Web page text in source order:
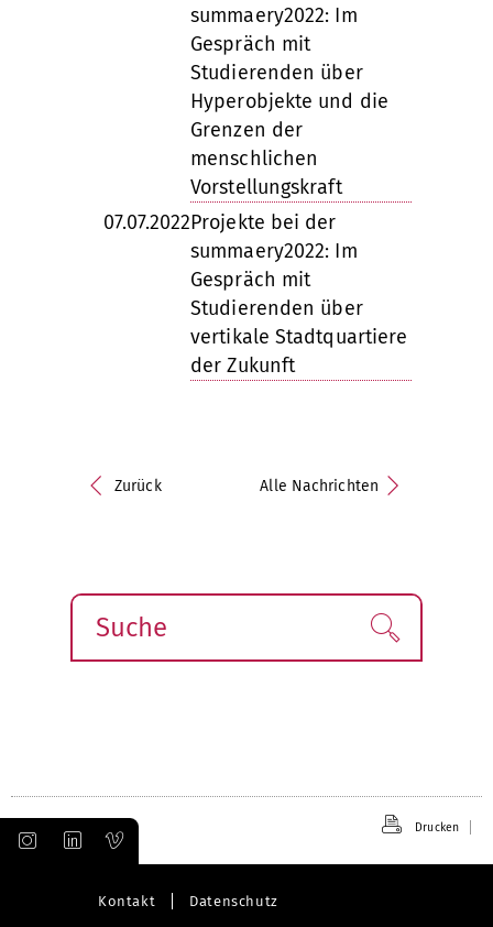
summaery2022: Im
Gespräch mit
Studierenden über
Hyperobjekte und die
Grenzen der
menschlichen
Vorstellungskraft
07.07.2022Projekte bei der
summaery2022: Im
Gespräch mit
Studierenden über
vertikale Stadtquartiere
der Zukunft
Zurück Alle Nachrichten
Suche Finden!
Drucken
Kontakt Datenschutz